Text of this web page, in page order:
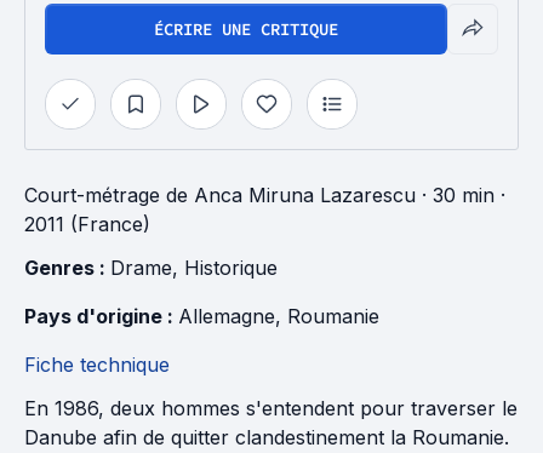
ÉCRIRE UNE CRITIQUE
Court-métrage de Anca Miruna Lazarescu · 30 min ·
2011 (France)
Genres : Drame, Historique
Pays d'origine : Allemagne, Roumanie
Fiche technique
En 1986, deux hommes s'entendent pour traverser le
Danube afin de quitter clandestinement la Roumanie.